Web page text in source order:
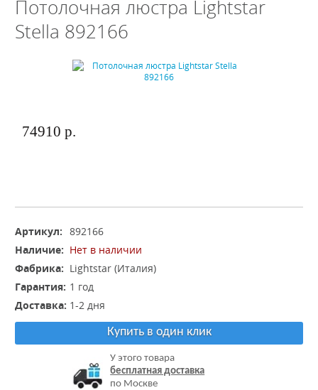
Потолочная люстра Lightstar
Stella 892166
74910 р.
Артикул: 892166
Наличие: Нет в наличии
Фабрика: Lightstar (Италия)
Гарантия: 1 год
Доставка: 1-2 дня
Купить в один клик
У этого товара
бесплатная доставка
по Москве